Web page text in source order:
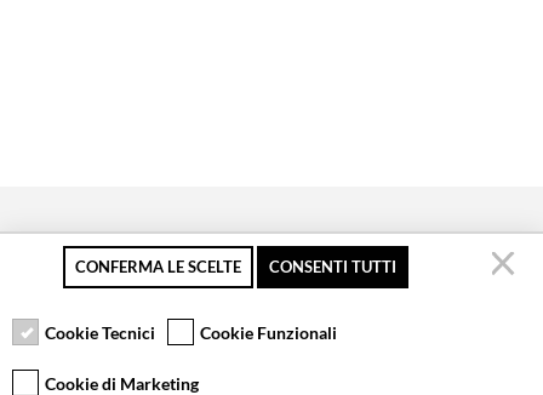
Secure payment
Free returns up to 30
Customer service
CONFERMA LE SCELTE CONSENTI TUTTI
Cookie Tecnici Cookie Funzionali
Cookie di Marketing